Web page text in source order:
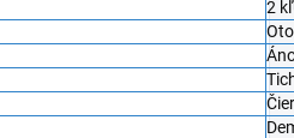
2